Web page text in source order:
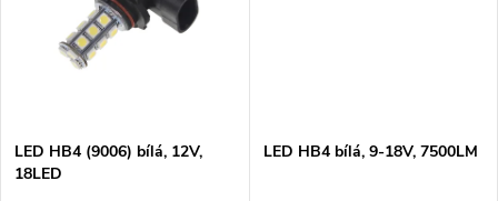
ů
LED HB4 (9006) bílá, 12V,
18LED
LED HB4 bílá, 9-18V, 7500LM